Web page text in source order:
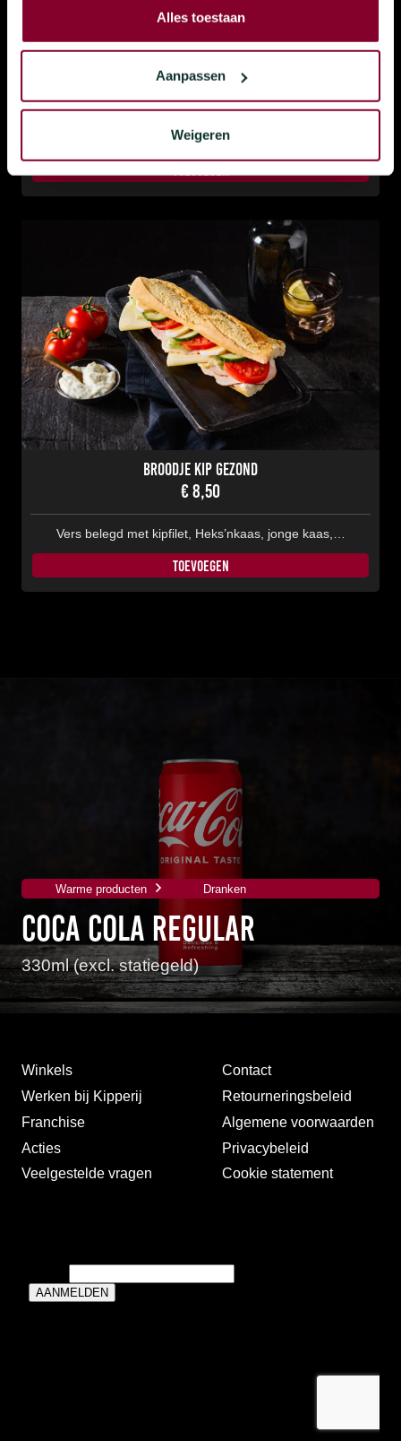
Alles toestaan
Aanpassen
Weigeren
Teriyaki Chicken Broodje
€7,50
Vers belegd met kip in Teriyaki saus
Broodje Kip Gezond
€8,50
Vers belegd met kipfilet, Heks’nkaas, jonge kaas,…
TOEVOEGEN
Warme producten Dranken
Coca Cola Regular
330ml (excl. statiegeld)
Winkels
Werken bij Kipperij
Franchise
Acties
Veelgestelde vragen
Contact
Retourneringsbeleid
Algemene voorwaarden
Privacybeleid
Cookie statement